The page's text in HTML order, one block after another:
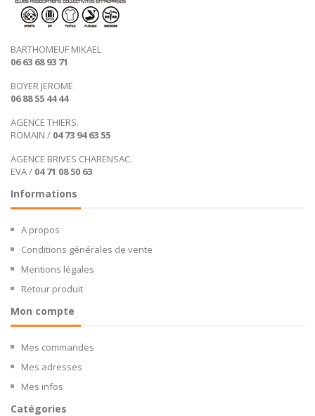
BARTHOMEUF MIKAEL
06 63 68 93 71
BOYER JEROME
06 88 55 44 44
AGENCE THIERS.
ROMAIN / 04 73 94 63 55
AGENCE BRIVES CHARENSAC.
EVA / 04 71 08 50 63
Informations
A propos
Conditions générales de vente
Mentions légales
Retour produit
Mon compte
Mes commandes
Mes adresses
Mes infos
Catégories